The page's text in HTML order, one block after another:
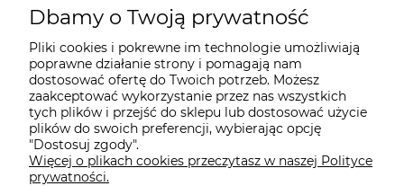
Moje konto
Płatności i dostawa
Informacje
O nas
Dbamy o Twoją prywatność
Pliki cookies i pokrewne im technologie umożliwiają
poprawne działanie strony i pomagają nam
dostosować ofertę do Twoich potrzeb. Możesz
zaakceptować wykorzystanie przez nas wszystkich
tych plików i przejść do sklepu lub dostosować użycie
plików do swoich preferencji, wybierając opcję
"Dostosuj zgody".
Więcej o plikach cookies przeczytasz w naszej Polityce
prywatności.